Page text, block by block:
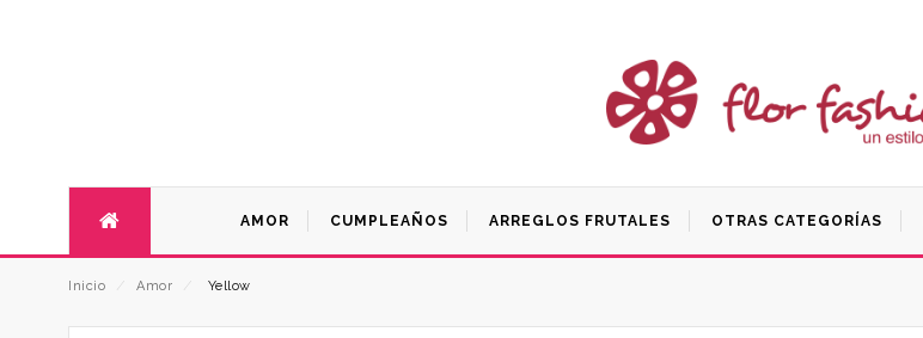
AMOR CUMPLEAÑOS ARREGLOS FRUTALES OTRAS CATEGORÍAS
Inicio Amor Yellow